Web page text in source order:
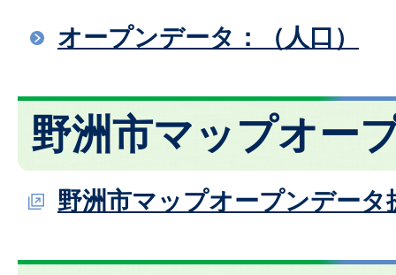
オープンデータ：（人口）
野洲市マップオー
野洲市マップオープンデータ